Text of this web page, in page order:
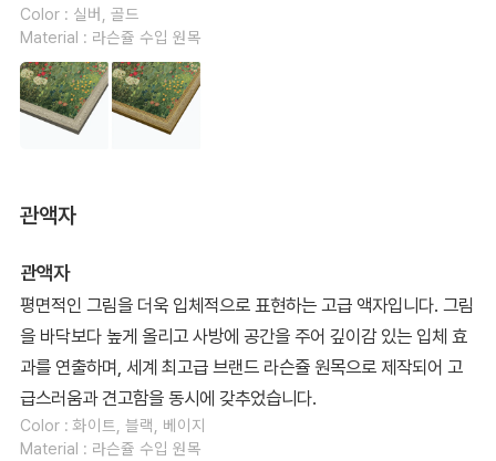
Color : 실버, 골드
Material : 라슨쥴 수입 원목
관액자
관액자
평면적인 그림을 더욱 입체적으로 표현하는 고급 액자입니다. 그림
을 바닥보다 높게 올리고 사방에 공간을 주어 깊이감 있는 입체 효
과를 연출하며, 세계 최고급 브랜드 라슨쥴 원목으로 제작되어 고
급스러움과 견고함을 동시에 갖추었습니다.
Color : 화이트, 블랙, 베이지
Material : 라슨쥴 수입 원목